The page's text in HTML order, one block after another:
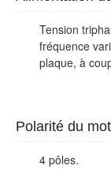
Tension
fréquence
plaque, à
Polarité du
4 pôles.